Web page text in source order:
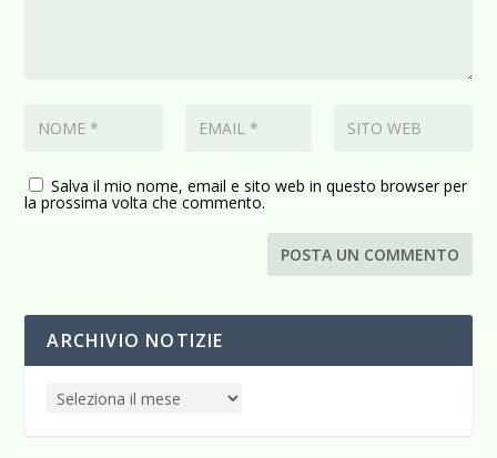
Salva il mio nome, email e sito web in questo browser per
la prossima volta che commento.
ARCHIVIO NOTIZIE